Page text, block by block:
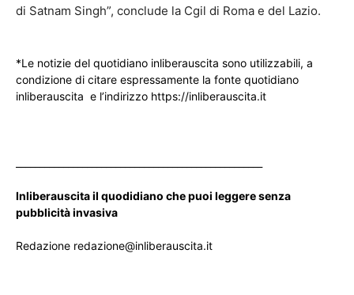
di Satnam Singh”, conclude la Cgil di Roma e del Lazio.
*Le notizie del quotidiano inliberauscita sono utilizzabili, a
condizione di citare espressamente la fonte quotidiano
inliberauscita e l’indirizzo https://inliberauscita.it
Inliberauscita il quodidiano che puoi leggere senza
pubblicità invasiva
Redazione redazione@inliberauscita.it